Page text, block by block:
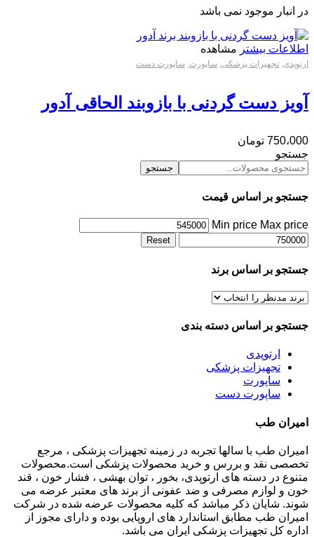
در انبار موجود نمی باشد
اطلاعات بیشتر مشاهده
ارتوپدی, تجهیزات پزشکی, ساپورت, ساپورت دست
آویز دست گردنی با بازوبند الحاقی آدور
750،000 تومان
جستجو
جستجو
جستجو بر اساس قیمت
Min price Max price
Reset
جستجو بر اساس برند
جستجو بر اساس دسته بندی
ارتوپدی
تجهیزات پزشکی
ساپورت
ساپورت دست
امیران طب
امیران طب با سالها تجربه در زمینه تجهیزات پزشکی ، مرجع
تخصصی نقد و بررس و خرید محصولات پزشکی است.محصولات
متنوع در دسته های ارتوپدی، بخور ، توان بهشی ، فشار خون ، قند
خون و لوازم مصرفی و ضد عفونی از برند های معتبر عرضه می
شوند. شایان ذکر مباشد که کلیه محصولات عرضه شده در شرکت
امیران طب مطابق استاندارد های اروپایی بوده و دارای مجوز از
اداره کل تجهیزات پزشکی ایران می باشد.